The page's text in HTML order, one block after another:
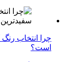
چرا انتخاب
است؟